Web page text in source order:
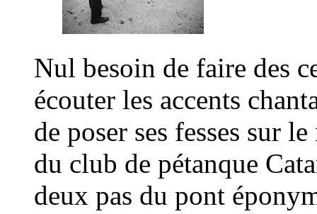
Nul besoin de faire des
écouter les accents
de poser ses fesses sur
du club de pétanque
deux pas du pont